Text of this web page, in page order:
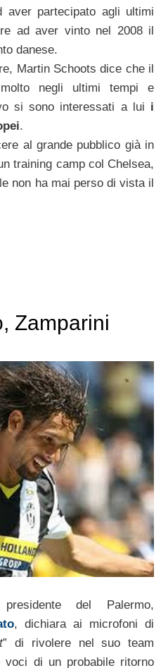
aver partecipato agli ultimi
ad aver vinto nel 2008 il
danese.
Martin Schoots dice che il
negli ultimi tempi e
si sono interessati a lui i
.
al grande pubblico già in
training camp col Chelsea,
non ha mai perso di vista il
Zamparini
del Palermo,
, dichiara ai microfoni di
” di rivolere nel suo team
voci di un probabile ritorno